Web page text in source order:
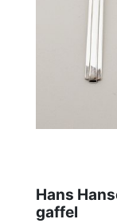
Hans
gaffel